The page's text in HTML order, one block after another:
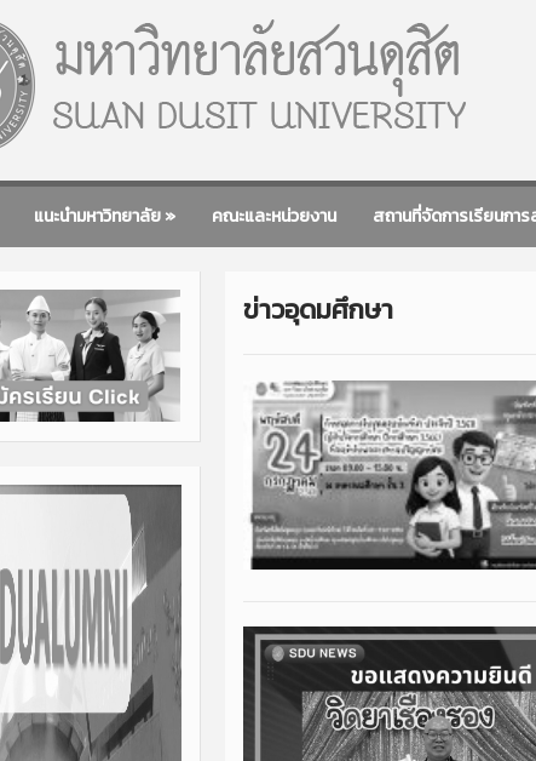
แนะนำมหาวิทยาลัย» คณะและหน่วยงาน สถานที่จัดการเรียนกา
ข่าวอุดมศึกษา